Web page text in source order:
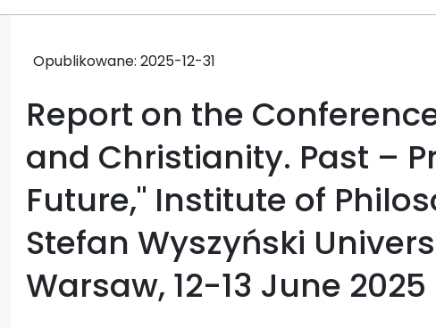
Opublikowane: 2025-12-31
Report on the
and Christianity. Past –
Future," Institute of
Stefan Wyszyński
Warsaw, 12-13 June 2025